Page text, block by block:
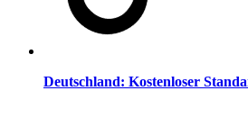
Deutschland: Kostenloser